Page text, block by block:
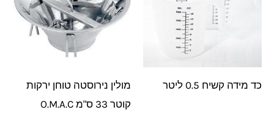
כד מידה קשיח 0.5 ליטר
מולין נירוסטה טוחן ירקות
קוטר 33 ס"מ O.M.A.C